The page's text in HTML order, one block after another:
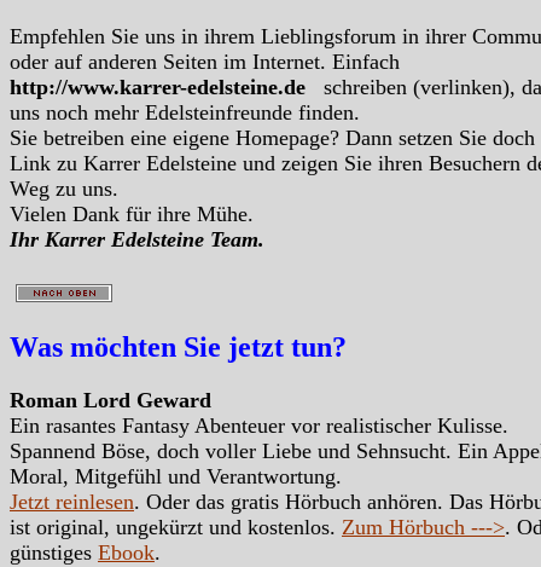
Empfehlen Sie uns in ihrem Lieblingsforum in ihrer
oder auf anderen Seiten im Internet. Einfach
http://www.karrer-edelsteine.de
schreiben (verlinken),
uns noch mehr Edelsteinfreunde finden.
Sie betreiben eine eigene Homepage? Dann setzen Sie doch
Link zu Karrer Edelsteine und zeigen Sie ihren Besuchern
Weg zu uns.
Vielen Dank für ihre Mühe.
Ihr Karrer Edelsteine Team.
Was möchten Sie jetzt tun?
Roman Lord Geward
Ein rasantes Fantasy Abenteuer vor realistischer Kulisse.
Spannend Böse, doch voller Liebe und Sehnsucht. Ein
Moral, Mitgefühl und Verantwortung.
Jetzt reinlesen. Oder das gratis Hörbuch anhören. Das
ist original, ungekürzt und kostenlos. Zum Hörbuch --->.
günstiges Ebook.